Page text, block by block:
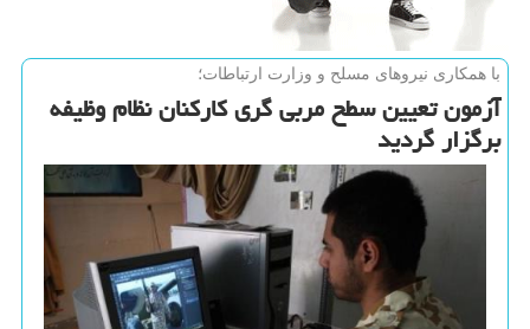
با همكاری نیروهای مسلح و وزارت ارتباطات؛
آزمون تعیین سطح مربی گری كاركنان نظام وظیفه
برگزار گردید